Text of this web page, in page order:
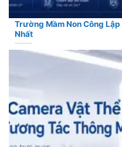
Trường Mầm Non Công
Nhất